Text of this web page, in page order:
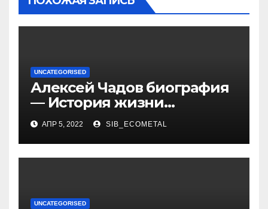
UNCATEGORISED
Алексей Чадов биография
— История жизни
российского актера
АПР 5, 2022 SIB_ECOMETAL
UNCATEGORISED